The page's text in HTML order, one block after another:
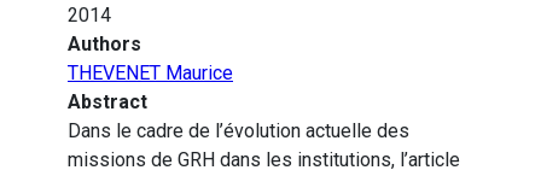
2014
Authors
THEVENET Maurice
Abstract
Dans le cadre de l’évolution actuelle des
missions de GRH dans les institutions, l’article